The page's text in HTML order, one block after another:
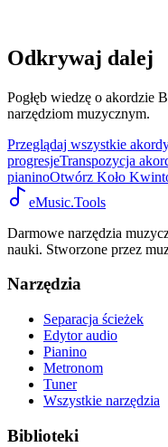
Odkrywaj dalej
Pogłęb wiedzę o akordzie
narzędziom muzycznym.
Przeglądaj wszystkie
progresjeTranspozycja
pianinoOtwórz Koło
eMusic.Tools
Darmowe narzędzia
nauki. Stworzone przez
Narzędzia
Separacja ścieżek
Edytor audio
Pianino
Metronom
Tuner
Wszystkie narzędzia
Biblioteki